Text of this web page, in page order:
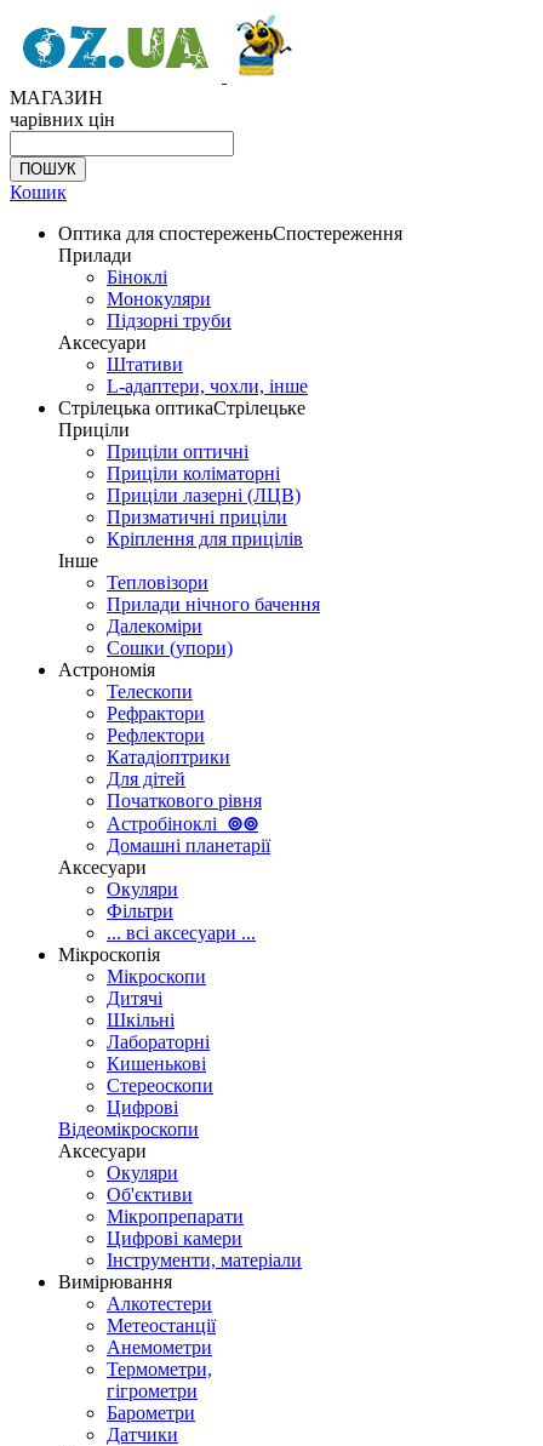
МАГАЗИН
чарівних цін
Кошик
Оптика для спостереженьСпостереження
Прилади
Біноклі
Монокуляри
Підзорні труби
Аксесуари
Штативи
L-адаптери, чохли, інше
Стрілецька оптикаСтрілецьке
Приціли
Приціли оптичні
Приціли коліматорні
Приціли лазерні (ЛЦВ)
Призматичні приціли
Кріплення для прицілів
Інше
Тепловізори
Прилади нічного бачення
Далекоміри
Сошки (упори)
Астрономія
Телескопи
Рефрактори
Рефлектори
Катадіоптрики
Для дітей
Початкового рівня
Астробіноклі ⊚⊚
Домашні планетарії
Аксесуари
Окуляри
Фільтри
... всі аксесуари ...
Мікроскопія
Мікроскопи
Дитячі
Шкільні
Лабораторні
Кишенькові
Стереоскопи
Цифрові
Відеомікроскопи
Аксесуари
Окуляри
Об'єктиви
Мікропрепарати
Цифрові камери
Інструменти, матеріали
Вимірювання
Алкотестери
Метеостанції
Анемометри
Термометри,
гігрометри
Барометри
Датчики